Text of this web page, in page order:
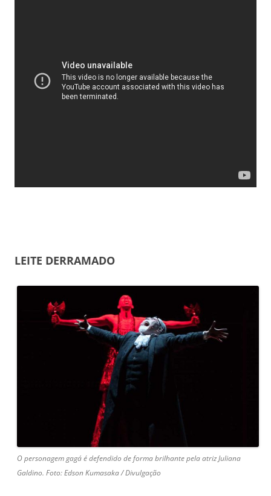
LEITE DERRAMADO
O personagem gagá é defendido de forma brilhante pela atriz Juliana
Galdino. Foto: Edson Kumasaka / Divulgação